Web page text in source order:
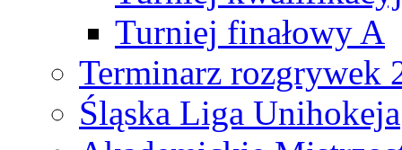
Turniej finałowy A
Terminarz rozgrywek
Śląska Liga Unihokeja